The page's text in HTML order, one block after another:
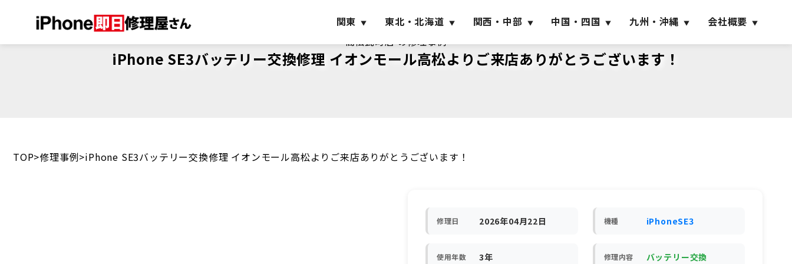
関東 東北・北海道 関西・中部 中国・四国 九州・沖縄
会社概要
高松瓦町店 の修理事例
iPhone SE3バッテリー交換修理 イオンモール高松よりご来店ありがとうございます！
TOP 修理事例 iPhone SE3バッテリー交換修理 イオンモール高松よりご来店ありがとうございます！
修理日 2026年04月22日 機種 iPhoneSE3
使用年数 3年 修理内容 バッテリー交換